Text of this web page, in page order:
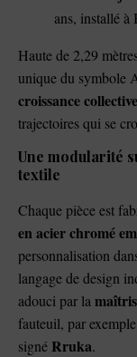
ans, installé
Haute de 2,29
unique du symbole
croissance collective
trajectoires qui se
Une modularité
textile
Chaque pièce est
en acier chromé
personnalisation
langage de design
adouci par la
fauteuil, par
signé Rruka.